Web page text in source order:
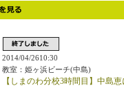
2014/04/2610:30
教室：姫ヶ浜ビーチ(中島)
【しまのわ分校3時間目】中島